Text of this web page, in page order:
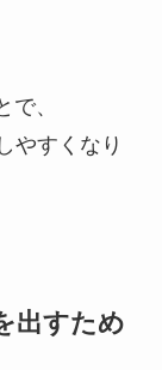
、
やすくなり
出すため